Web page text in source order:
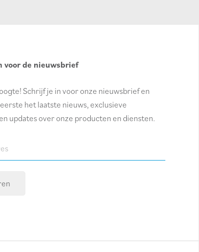
voor de nieuwsbrief
Schrijf je in voor onze nieuwsbrief en
het laatste nieuws, exclusieve
updates over onze producten en diensten.